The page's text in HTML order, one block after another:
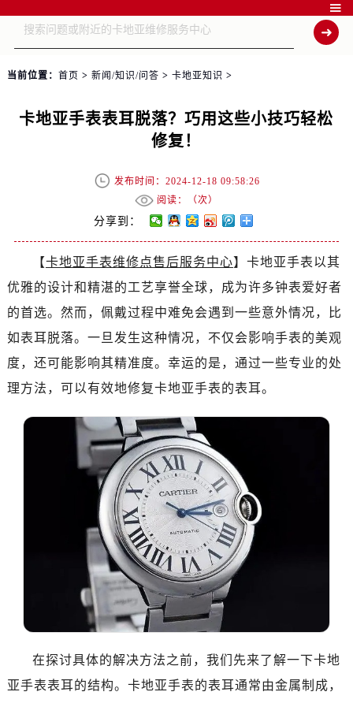

当前位置： 首页 > 新闻/知识/问答 > 卡地亚知识 >
卡地亚手表表耳脱落？巧用这些小技巧轻松
修复！
发布时间：2024-12-18 09:58:26
阅读：（次）
分享到：
【卡地亚手表维修点售后服务中心】卡地亚手表以其
优雅的设计和精湛的工艺享誉全球，成为许多钟表爱好者
的首选。然而，佩戴过程中难免会遇到一些意外情况，比
如表耳脱落。一旦发生这种情况，不仅会影响手表的美观
度，还可能影响其精准度。幸运的是，通过一些专业的处
理方法，可以有效地修复卡地亚手表的表耳。
在探讨具体的解决方法之前，我们先来了解一下卡地
亚手表表耳的结构。卡地亚手表的表耳通常由金属制成，